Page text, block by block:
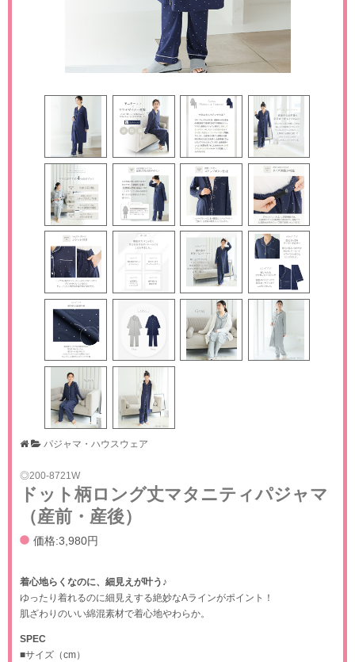
パジャマ・ハウスウェア
200-8721W
ドット柄ロング丈マタニティパジャマ
（産前・産後）
価格:3,980円
着心地らくなのに、細見えが叶う♪
ゆったり着れるのに細見えする絶妙なAラインがポイント！
肌ざわりのいい綿混素材で着心地やわらか。
SPEC
■サイズ（cm）